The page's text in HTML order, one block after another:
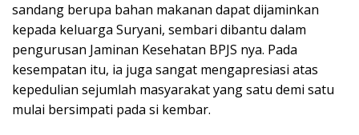
sandang berupa bahan makanan dapat dijaminkan
kepada keluarga Suryani, sembari dibantu dalam
pengurusan Jaminan Kesehatan BPJS nya. Pada
kesempatan itu, ia juga sangat mengapresiasi atas
kepedulian sejumlah masyarakat yang satu demi satu
mulai bersimpati pada si kembar.